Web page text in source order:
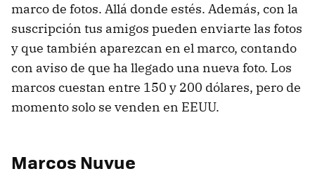
marco de fotos. Allá donde estés. Además, con la
suscripción tus amigos pueden enviarte las fotos
y que también aparezcan en el marco, contando
con aviso de que ha llegado una nueva foto. Los
marcos cuestan entre 150 y 200 dólares, pero de
momento solo se venden en EEUU.
Marcos Nuvue